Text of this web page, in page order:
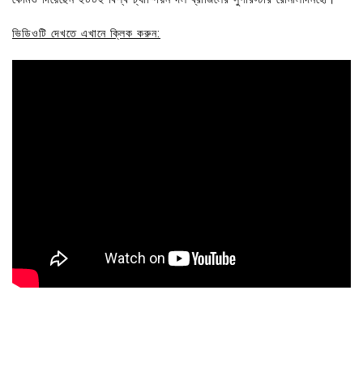
ভিডিওটি দেখতে এখানে ক্লিক করুন: